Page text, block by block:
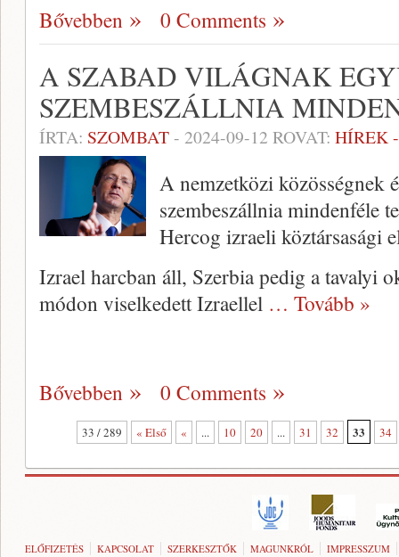
Bővebben 0 Comments
A SZABAD VILÁGNAK
SZEMBESZÁLLNIA
ÍRTA: SZOMBAT- 2024-09-12 ROVAT: HÍREK
A nemzetközi közösségnek
szembeszállnia mindenféle
Hercog izraeli köztársasági
Izrael harcban áll, Szerbia pedig a tavalyi
módon viselkedett Izraellel … Tovább »
Bővebben 0 Comments
33 / 289 « Első « ... 10 20 ... 31 32 33 34
ELŐFIZETÉS KAPCSOLAT SZERKESZTŐK MAGUNKRÓL IMPRESSZUM